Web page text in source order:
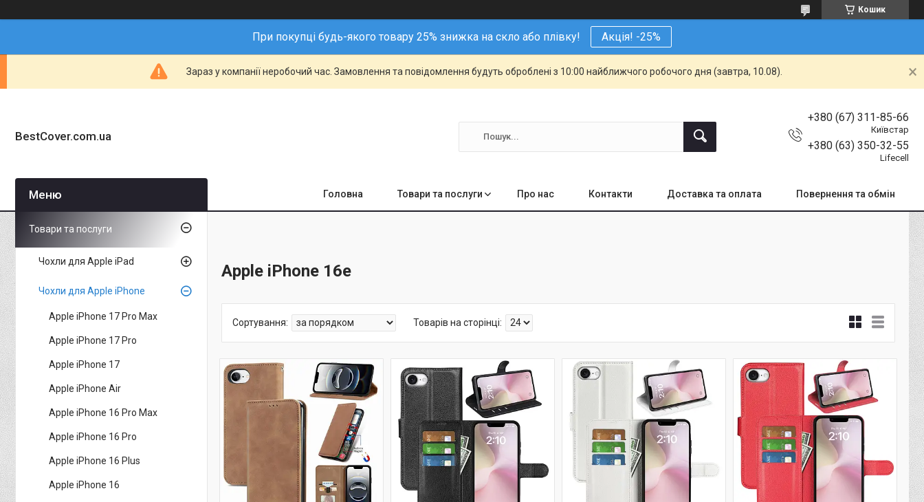
Кошик
При покупці будь-якого товару 25% знижка на скло або плівку! Акція! -25%
Зараз у компанії неробочий час. Замовлення та повідомлення будуть оброблені з 10:00 найближчого робочого дня (завтра, 10.08).
BestCover.com.ua
+380 (67) 311-85-66
Київстар
+380 (63) 350-32-55
Lifecell
Головна Товари та послуги Про нас Контакти Доставка та оплата Повернення та обмін
Apple iPhone 16e
Товари та послуги
Чохли для Apple iPad
Чохли для Apple iPhone
Apple iPhone 17 Pro Max
Apple iPhone 17 Pro
Apple iPhone 17
Apple iPhone Air
Apple iPhone 16 Pro Max
Apple iPhone 16 Pro
Apple iPhone 16 Plus
Apple iPhone 16